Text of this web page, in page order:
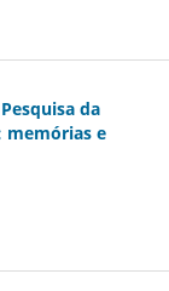
da
memórias e